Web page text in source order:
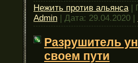
Нежить против альянса|
Admin | Дата: 29.04.2020 |
Разрушитель
своем пути